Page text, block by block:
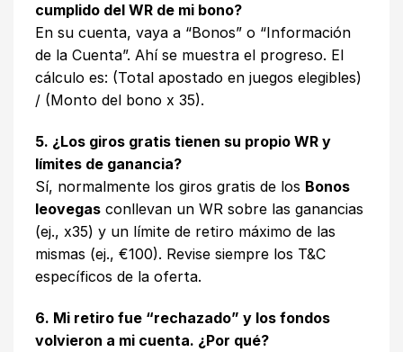
cumplido del WR de mi bono?
En su cuenta, vaya a “Bonos” o “Información
de la Cuenta”. Ahí se muestra el progreso. El
cálculo es: (Total apostado en juegos elegibles)
/ (Monto del bono x 35).
5. ¿Los giros gratis tienen su propio WR y
límites de ganancia?
Sí, normalmente los giros gratis de los Bonos
leovegas conllevan un WR sobre las ganancias
(ej., x35) y un límite de retiro máximo de las
mismas (ej., €100). Revise siempre los T&C
específicos de la oferta.
6. Mi retiro fue “rechazado” y los fondos
volvieron a mi cuenta. ¿Por qué?